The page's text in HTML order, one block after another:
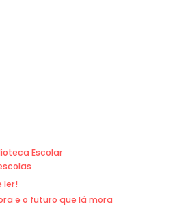
Escolar
ler!
e o futuro que lá mora